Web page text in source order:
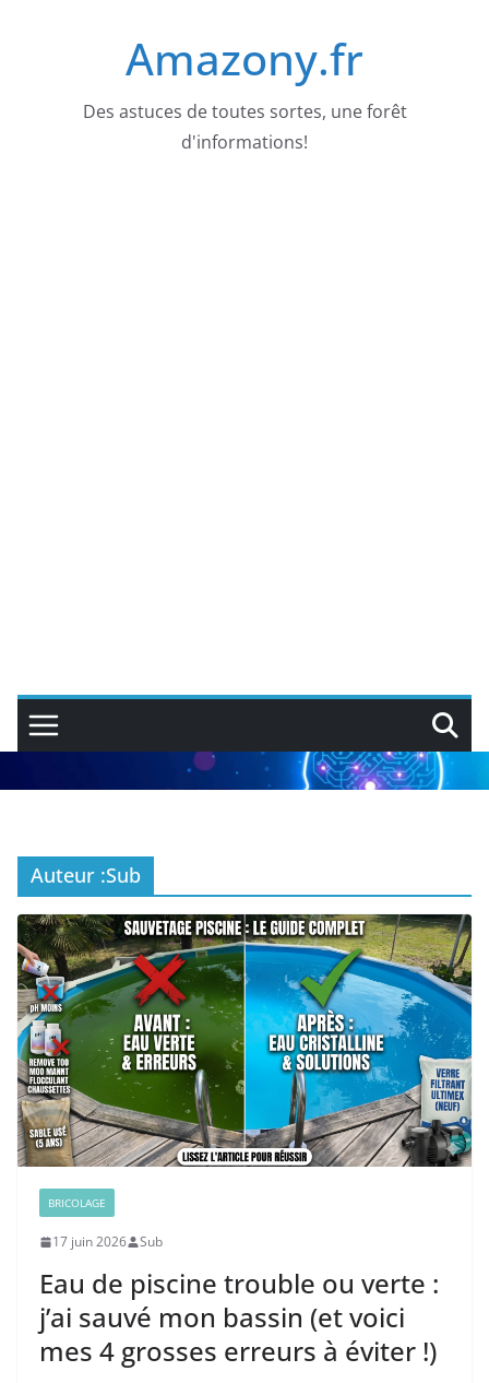
Amazony.fr
Des astuces de toutes sortes, une forêt
d'informations!
Auteur :Sub
BRICOLAGE
17 juin 2026 Sub
Eau de piscine trouble ou verte :
j’ai sauvé mon bassin (et voici
mes 4 grosses erreurs à éviter !)